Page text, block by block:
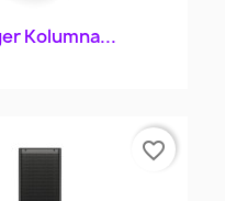
Kolumna...
favorite_border